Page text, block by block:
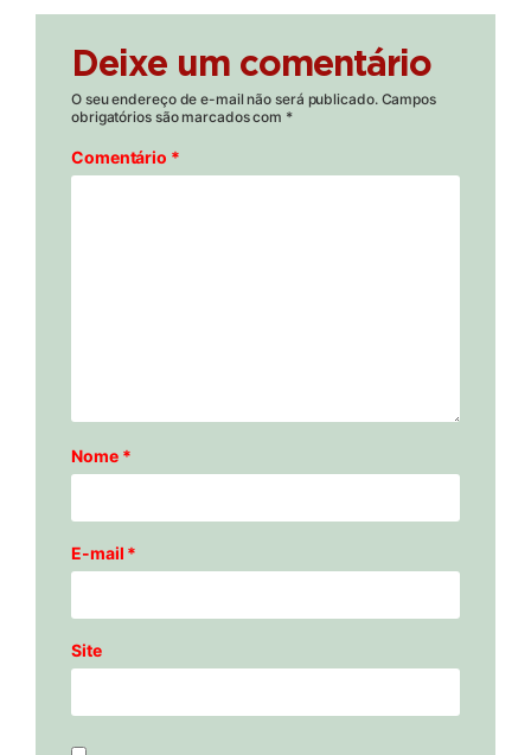
Deixe um comentário
O seu endereço de e-mail não será publicado. Campos
obrigatórios são marcados com *
Comentário *
Nome *
E-mail *
Site